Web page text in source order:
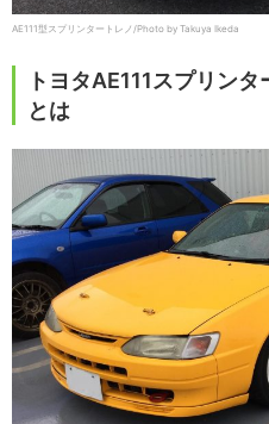
AE111型スプリンタートレノ/Photo by Takuya Ikeda
トヨタAE111スプリン
とは